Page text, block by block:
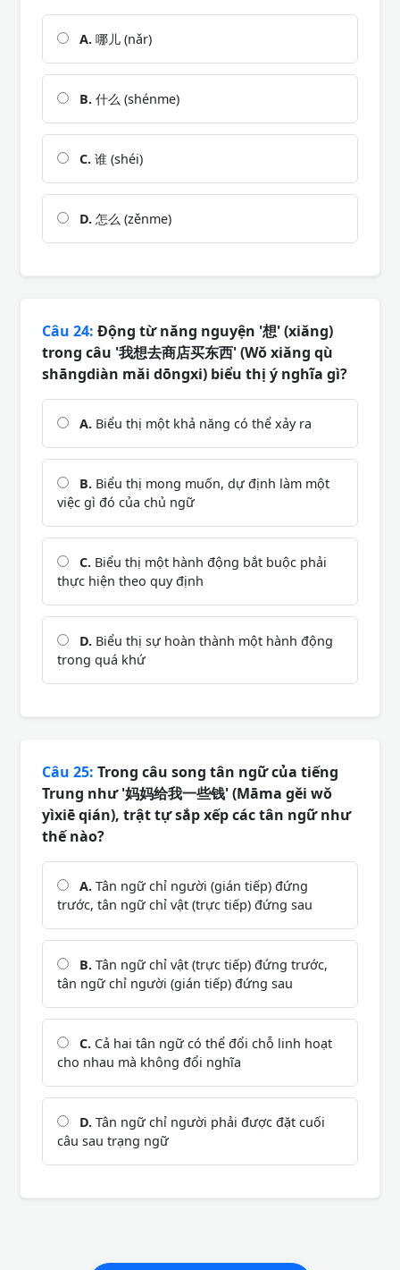
A. 哪儿 (nǎr)
B. 什么 (shénme)
C. 谁 (shéi)
D. 怎么 (zěnme)
Câu 24: Động từ năng nguyện '想' (xiǎng)
trong câu '我想去商店买东西' (Wǒ xiǎng qù
shāngdiàn mǎi dōngxi) biểu thị ý nghĩa gì?
A. Biểu thị một khả năng có thể xảy ra
B. Biểu thị mong muốn, dự định làm một
việc gì đó của chủ ngữ
C. Biểu thị một hành động bắt buộc phải
thực hiện theo quy định
D. Biểu thị sự hoàn thành một hành động
trong quá khứ
Câu 25: Trong câu song tân ngữ của tiếng
Trung như '妈妈给我一些钱' (Māma gěi wǒ
yìxiē qián), trật tự sắp xếp các tân ngữ như
thế nào?
A. Tân ngữ chỉ người (gián tiếp) đứng
trước, tân ngữ chỉ vật (trực tiếp) đứng sau
B. Tân ngữ chỉ vật (trực tiếp) đứng trước,
tân ngữ chỉ người (gián tiếp) đứng sau
C. Cả hai tân ngữ có thể đổi chỗ linh hoạt
cho nhau mà không đổi nghĩa
D. Tân ngữ chỉ người phải được đặt cuối
câu sau trạng ngữ